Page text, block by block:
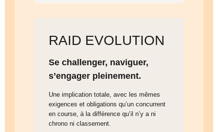
RAID EVOLUTION
Se challenger, naviguer,
s’engager pleinement.
Une implication totale, avec les mêmes
exigences et obligations qu’un concurrent
en course, à la différence qu’il n’y a ni
chrono ni classement.